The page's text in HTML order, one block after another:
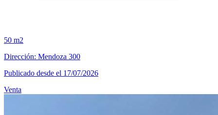
50 m2
Dirección: Mendoza 300
Publicado desde el 17/07/2026
Venta